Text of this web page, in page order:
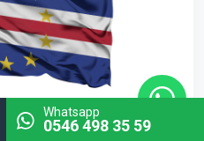
Whatsapp
0546 498 35 59